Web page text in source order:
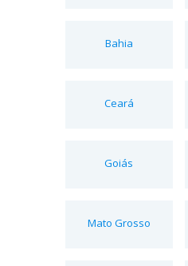
Bahia
Ceará
Goiás
Mato Grosso